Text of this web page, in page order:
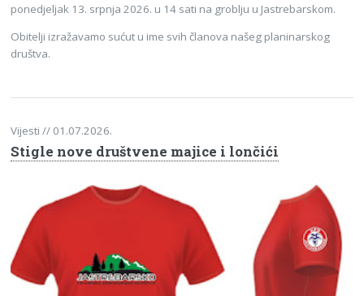
ponedjeljak 13. srpnja 2026. u 14 sati na groblju u Jastrebarskom.
Obitelji izražavamo sućut u ime svih članova našeg planinarskog
društva.
Vijesti// 01.07.2026.
Stigle nove društvene majice i lončići